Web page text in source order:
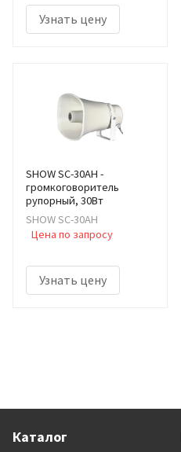
Узнать цену
SHOW SC-30AH -
громкоговоритель
рупорный, 30Вт
SHOW SC-30AH
Цена по запросу
Узнать цену
Каталог